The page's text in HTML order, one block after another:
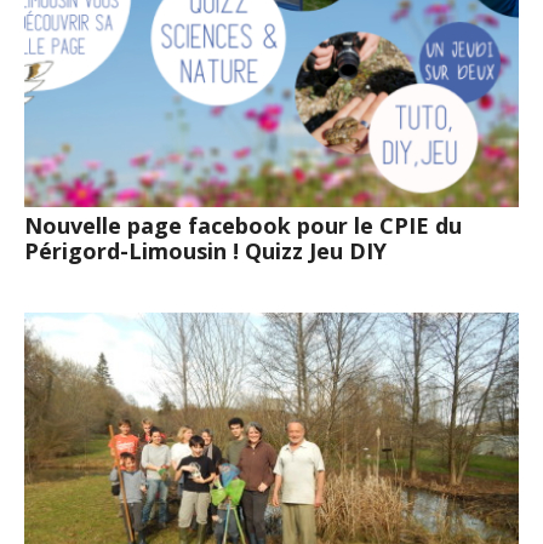
Nouvelle page facebook pour le CPIE du
Périgord-Limousin ! Quizz Jeu DIY